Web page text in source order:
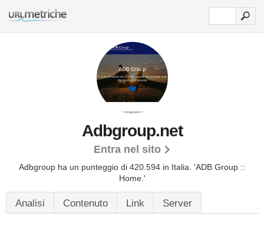
Adbgroup.net
Entra nel sito
Adbgroup ha un punteggio di 420.594 in Italia. 'ADB Group ::
Home.'
Analisi Contenuto Link Server